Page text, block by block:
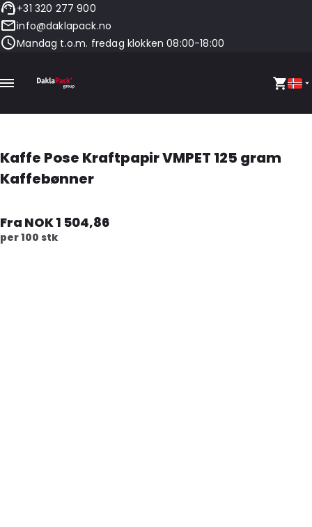
+31 320 277 900
info@daklapack.no
Mandag t.o.m. fredag klokken 08:00-18:00
Kaffe Pose Kraftpapir VMPET 125 gram
Kaffebønner
Fra NOK 1 504,86
per 100 stk